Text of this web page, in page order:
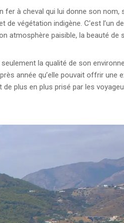
à cheval qui lui donne son nom,
végétation indigène. C’est l’un
atmosphère paisible, la beauté de
la qualité de son
année qu’elle pouvait offrir une
plus en plus prisé par les